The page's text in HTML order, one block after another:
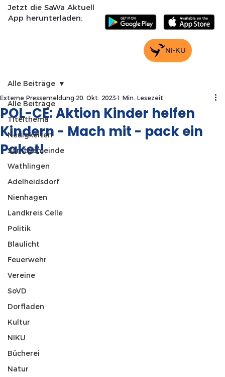
Jetzt die SaWa Aktuell
App herunterladen:
NI-KU
Alle Beiträge
Titelthema
Neuigkeiten
Samtgemeinde
Wathlingen
Adelheidsdorf
Nienhagen
Landkreis Celle
Politik
Blaulicht
Feuerwehr
Vereine
SoVD
Dorfladen
Kultur
NIKU
Bücherei
Natur
Alle Beiträge
POL-CE: Aktion Kinder helfen
Kindern - Mach mit - pack ein
Paket!
Externe Pressemeldung 20. Okt. 2023 1 Min. Lesezeit